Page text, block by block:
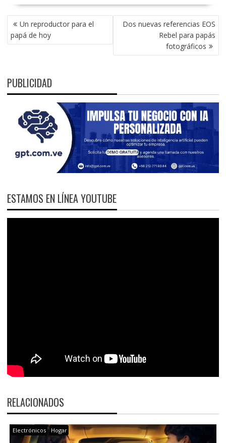
NAVEGACIÓN
DE
ENTRADAS
Un reproductor para el
papá de hoy
Dos nuevas referencias EOS
Rebel para papás
fotográficos
PUBLICIDAD
ESTAMOS EN LÍNEA YOUTUBE
RELACIONADOS
Electrónicos Hogar